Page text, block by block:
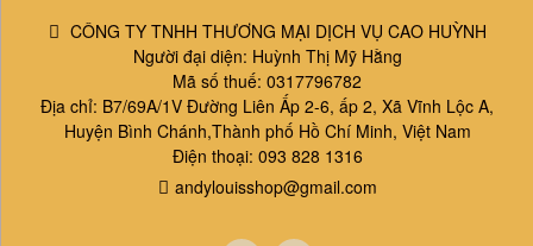
CÔNG TY TNHH THƯƠNG MẠI DỊCH VỤ CAO HUỲNH
Người đại diện: Huỳnh Thị Mỹ Hằng
Mã số thuế: 0317796782
Địa chỉ: B7/69A/1V Đường Liên Ấp 2-6, ấp 2, Xã Vĩnh Lộc A,
Huyện Bình Chánh,Thành phố Hồ Chí Minh, Việt Nam
Điện thoại: 093 828 1316
andylouisshop@gmail.com